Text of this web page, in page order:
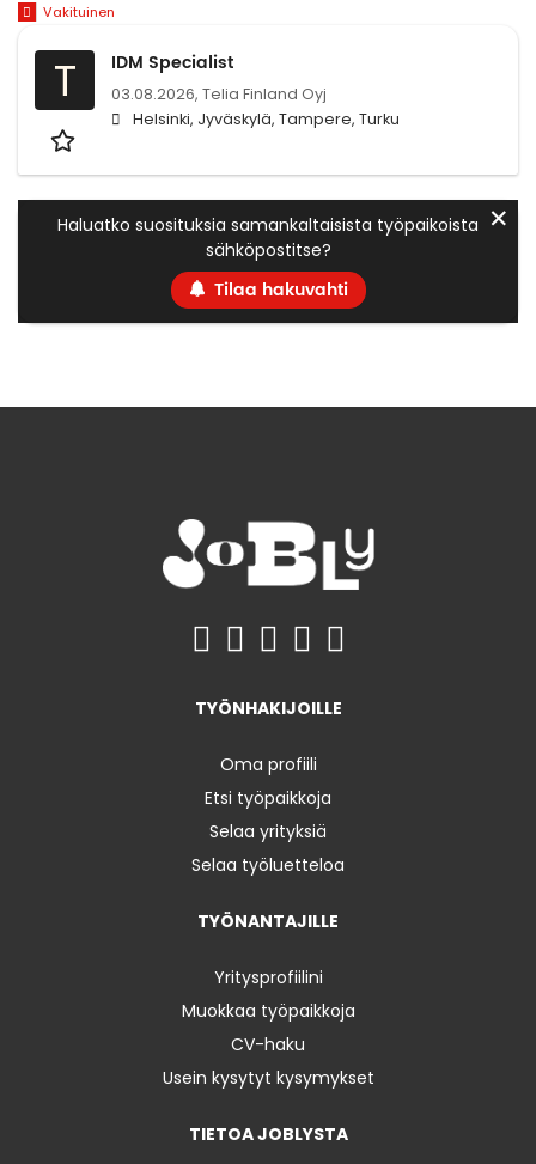
Vakituinen
T IDM Specialist
03.08.2026, Telia Finland Oyj
Helsinki, Jyväskylä, Tampere, Turku
Haluatko suosituksia samankaltaisista työpaikoista
sähköpostitse?
Tilaa hakuvahti
✕
TYÖNHAKIJOILLE
Oma profiili
Etsi työpaikkoja
Selaa yrityksiä
Selaa työluetteloa
TYÖNANTAJILLE
Yritysprofiilini
Muokkaa työpaikkoja
CV-haku
Usein kysytyt kysymykset
TIETOA JOBLYSTA